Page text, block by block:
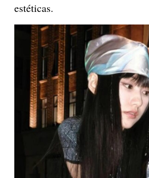
estéticas.